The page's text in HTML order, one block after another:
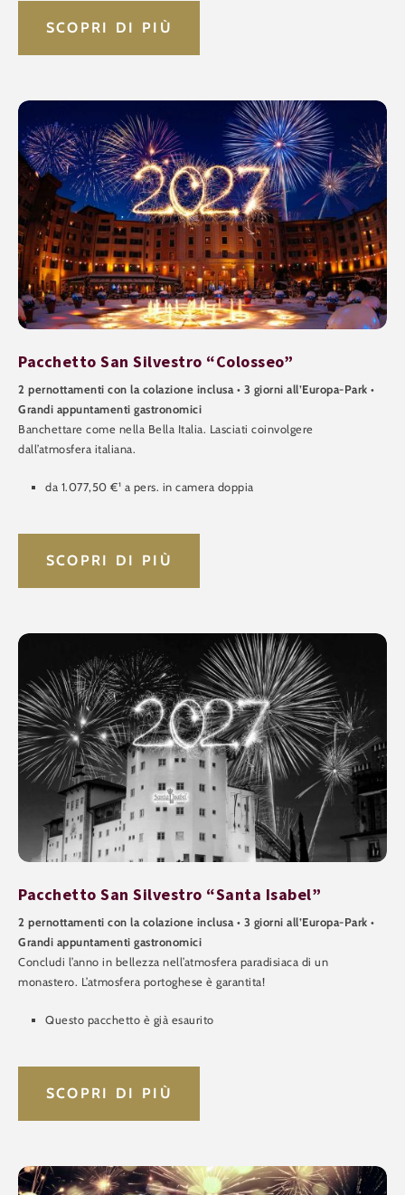
SCOPRI DI PIÙ
Pacchetto San Silvestro “Colosseo”
2 pernottamenti con la colazione inclusa • 3 giorni all’Europa-Park •
Grandi appuntamenti gastronomici
Banchettare come nella Bella Italia. Lasciati coinvolgere
dall’atmosfera italiana.
da 1.077,50 €¹ a pers. in camera doppia
SCOPRI DI PIÙ
Pacchetto San Silvestro “Santa Isabel”
2 pernottamenti con la colazione inclusa • 3 giorni all’Europa-Park •
Grandi appuntamenti gastronomici
Concludi l’anno in bellezza nell’atmosfera paradisiaca di un
monastero. L’atmosfera portoghese è garantita!
Questo pacchetto è già esaurito
SCOPRI DI PIÙ